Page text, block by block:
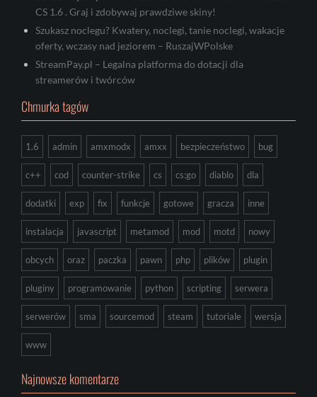
CS 1.6 . Graj i zdobywaj prawdziwe skiny!
Szukasz noclegu? Kwatery, noclegi, tanie noclegi, wakacje
oferty, wczasy nad jeziorem – RuszajWPolske
StreamPay.pl – Legalna platforma do dotacji dla
streamerów i twórców
Chmurka tagów
1.6 admin amxmodx amxx bezpieczeństwo bug
c++ cod counter-strike cs cs:go diablo dla
dodatki exp fix funkcje gotowe gracza inne
instalacja javascript metamod mod motd nowy
obcych oraz paczka pawn php plików plugin
pluginy programowanie python scripting serwera
serwerów sma sourcemod steam tutoriale wersja
www
Najnowsze komentarze